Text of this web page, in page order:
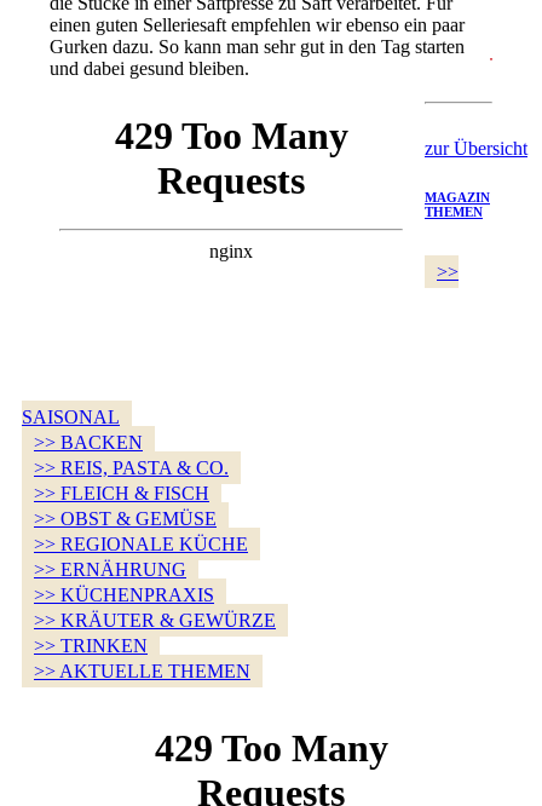
einen guten Selleriesaft empfehlen wir ebenso ein paar
Gurken dazu. So kann man sehr gut in den Tag starten
und dabei gesund bleiben.
zur Übersicht
MAGAZIN
THEMEN
>>
SAISONAL
>> BACKEN
>> REIS, PASTA & CO.
>> FLEICH & FISCH
>> OBST & GEMÜSE
>> REGIONALE KÜCHE
>> ERNÄHRUNG
>> KÜCHENPRAXIS
>> KRÄUTER & GEWÜRZE
>> TRINKEN
>> AKTUELLE THEMEN